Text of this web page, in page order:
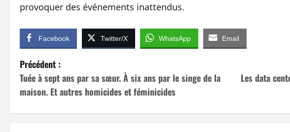
provoquer des événements inattendus.
Facebook Twitter/X WhatsApp Email
N
a
v
Précédent :
Tuée à sept ans par sa sœur. À six ans par le singe de la
maison. Et autres homicides et féminicides
Les data